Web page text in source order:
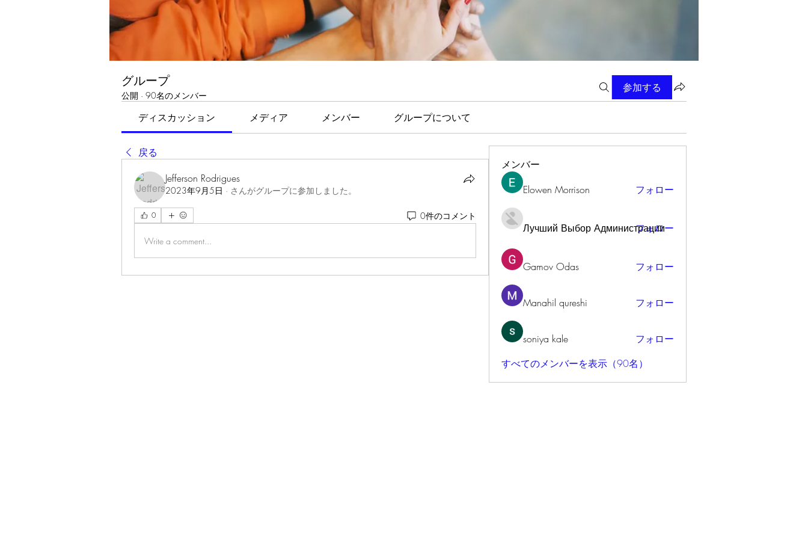
グループ
公開 · 90名のメンバー
参加する
ディスカッション メディア メンバー グループについて
戻る
Jefferson Rodrigues
2023年9月5日 · さんがグループに参加しました。
0 0件のコメント
Write a comment...
メンバー
Elowen Morrison フォロー
Лучший Выбор Администрации
フォロー
Gamov Odas フォロー
Manahil qureshi フォロー
soniya kale
フォロー
すべてのメンバーを表示（90名）